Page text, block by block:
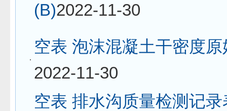
(B)2022-11-30
空表 泡沫混凝土干密度
2022-11-30
空表 排水沟质量检测记录